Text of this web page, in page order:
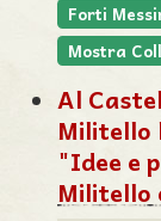
Forti
Mostra
Al
Militello
"Idee e
Militello